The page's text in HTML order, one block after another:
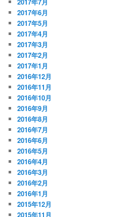
2017年6月
2017年5月
2017年4月
2017年3月
2017年2月
2017年1月
2016年12月
2016年11月
2016年10月
2016年9月
2016年8月
2016年7月
2016年6月
2016年5月
2016年4月
2016年3月
2016年2月
2016年1月
2015年12月
2015年11月